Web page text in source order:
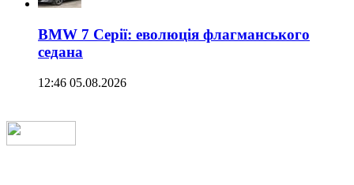
BMW 7 Серії: еволюція флагманського
седана
12:46 05.08.2026